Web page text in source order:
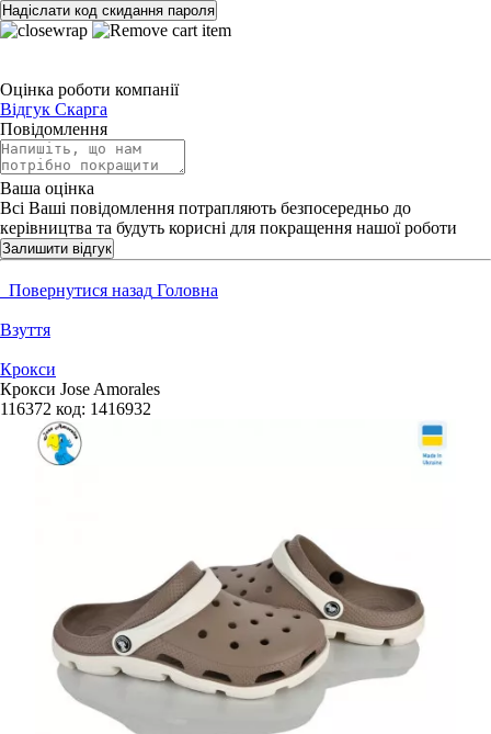
Надіслати код скидання пароля
Оцінка роботи компанії
Відгук Скарга
Повідомлення
Ваша оцінка
Всі Ваші повідомлення потрапляють безпосередньо до
керівництва та будуть корисні для покращення нашої роботи
Залишити відгук
Повернутися назад Головна
Взуття
Крокси
Крокси Jose Amorales
116372 код: 1416932